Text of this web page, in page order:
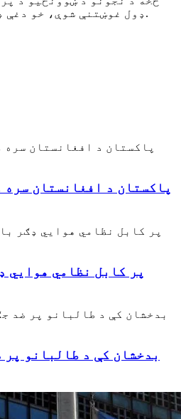
ډول غوښتنې شوې، خو دغې ډلې تر اوسه نه دی منلي.
پاکستان د افغانستان سره
پر کابل نظامي هوایي
بدخشان کې د طالبانو پر